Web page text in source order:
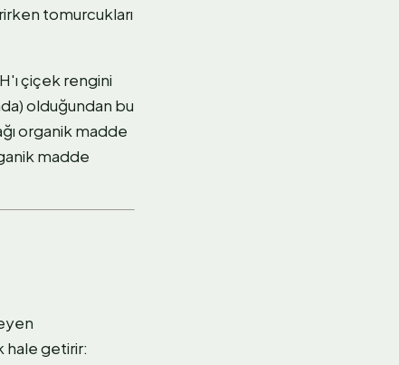
tomurcukları
çiçek rengini
olduğundan bu
organik madde
madde
hale getirir: